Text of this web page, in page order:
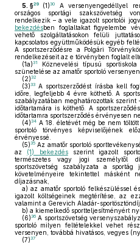
5. §29 (1)30
A versenyengedéllyel
országos sportági szakszövetség
rendelkezik – a vele igazolt sportolói
bekezdésben foglaltakat figyelembe
vehető szolgáltatásokon felüli
kapcsolatos együttműködésük egyéb
A sportszerződésre a Polgári
rendelkezéseit az e törvényben foglalt
(1a)31
Köznevelési típusú
szünetelése az amatőr sportoló
(2)32
(3)33 A sportszerződést írásba kell
időre, legfeljebb 4 évre köthető. A
szabályzatában meghatározottak
időtartamára is köthető. A
időtartamra sportszerződés érvényesen
(4)34 A 18. életévét még be nem
sportoló törvényes képviselőjének
érvényessé.
(5)35 Az amatőr sportoló
az (1) bekezdésszerint igazolt
természetes vagy jogi személytől
sportszövetség szabályzata a
követelményeire tekintettel másként
díjazásnak,
a) az amatőr sportoló felkészüléssel
igazolt költségeinek megtérítése, az
valamint a Gerevich Aladár-
b) a kiemelkedő sportteljesítményért
(6)36 A sportszövetség
sportoló milyen feltételekkel vehet
versenyen, továbbá hivatásos, vegyes
(7)37